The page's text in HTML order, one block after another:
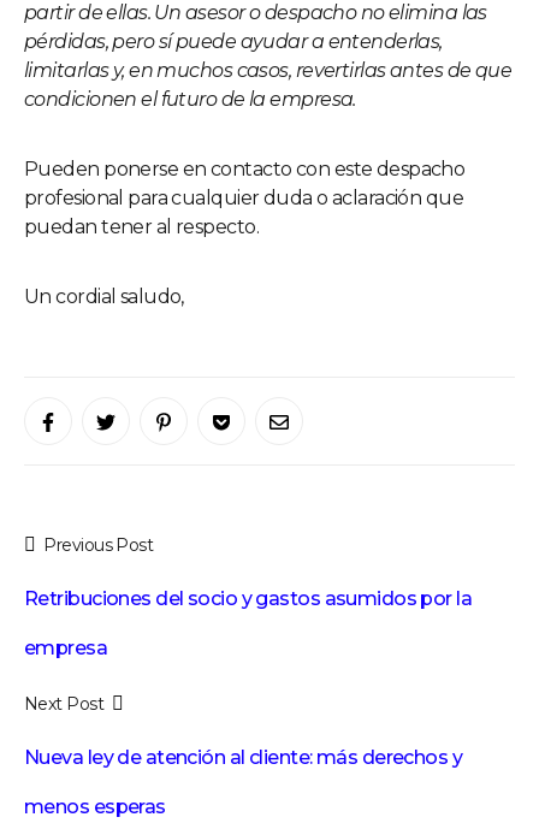
partir de ellas. Un asesor o despacho no elimina las
pérdidas, pero sí puede ayudar a entenderlas,
limitarlas y, en muchos casos, revertirlas antes de que
condicionen el futuro de la empresa.
Pueden ponerse en contacto con este despacho
profesional para cualquier duda o aclaración que
puedan tener al respecto.
Un cordial saludo,
Previous Post
Retribuciones del socio y gastos asumidos por la
empresa
Next Post
Nueva ley de atención al cliente: más derechos y
menos esperas